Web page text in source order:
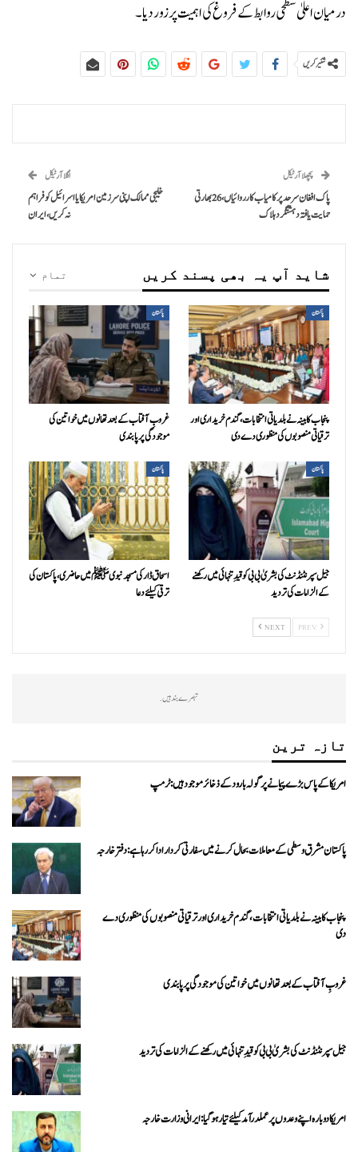
درمیان اعلیٰ سطحی روابط کے فروغ کی اہمیت پر زور دیا۔
شئیر کریں
پچھلا آرٹیکل
پاک افغان سرحد پر کامیاب کارروائیاں، 26 بھارتی
حمایت یافتہ دہشتگرد ہلاک
اگلا آرٹیکل
خلیجی ممالک اپنی سرزمین امریکا یا اسرائیل کو فراہم
نہ کریں،ایران
تمام شاید آپ یہ بھی پسند کریں
پاکستان
پنجاب کابینہ نے بلدیاتی انتخابات، گندم خریداری اور
ترقیاتی منصوبوں کی منظوری دے دی
پاکستان
غروبِ آفتاب کے بعد تھانوں میں خواتین کی
موجودگی پر پابندی
پاکستان
جیل سپرنٹنڈنٹ کی بشریٰ بی بی کو قیدِ تنہائی میں رکھنے
کے الزامات کی تردید
پاکستان
اسحاق ڈار کی مسجد نبوی ﷺ میں حاضری، پاکستان کی
ترقی کیلئے دعا
NEXT
تبصرے بند ہیں.
تازہ ترین
امریکا کے پاس بڑے پیمانے پر گولہ بارود کے ذخائر موجود ہیں: ٹرمپ
پاکستان مشرق وسطی کے معاملات بحال کرنے میں سفارتی کردار ادا کررہا ہے: دفتر خارجہ
پنجاب کابینہ نے بلدیاتی انتخابات، گندم خریداری اور ترقیاتی منصوبوں کی منظوری دے
دی
غروبِ آفتاب کے بعد تھانوں میں خواتین کی موجودگی پر پابندی
جیل سپرنٹنڈنٹ کی بشریٰ بی بی کو قیدِ تنہائی میں رکھنے کے الزامات کی تردید
امریکا دوبارہ اپنے وعدوں پر عملدرآمد کیلئے تیار ہو گیا: ایرانی وزارت خارجہ